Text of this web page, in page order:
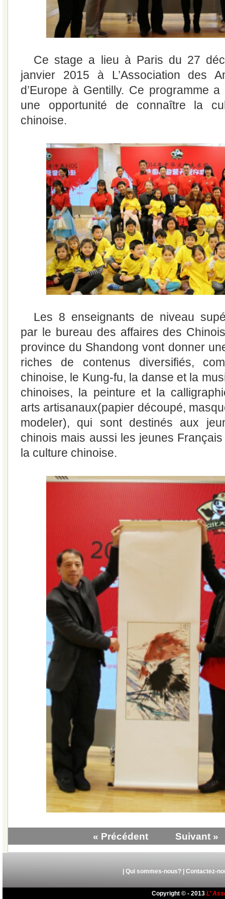
Ce stage a lieu à Paris du 27
janvier 2015 à L’Association des
d’Europe à Gentilly. Ce programme
une opportunité de connaître la
chinoise.
Les 8 enseignants de niveau
par le bureau des affaires des
province du Shandong vont donner
riches de contenus diversifiés,
chinoise, le Kung-fu, la danse et la
chinoises, la peinture et la
arts artisanaux(papier découpé,
modeler), qui sont destinés aux
chinois mais aussi les jeunes
la culture chinoise.
« Précédent Suivant »
| Qui sommes-nous?| Contactez-
Copyright © - 2013 L’